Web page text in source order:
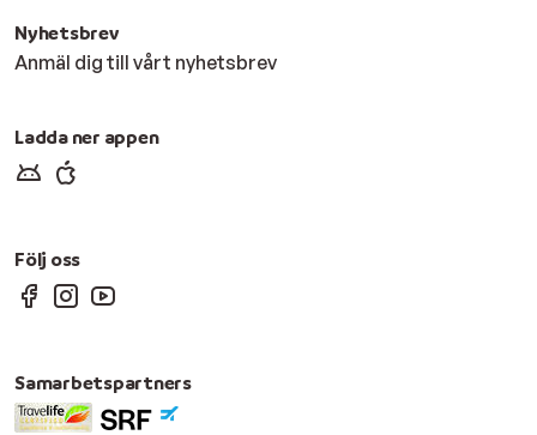
Nyhetsbrev
Anmäl dig till vårt nyhetsbrev
Ladda ner appen
Följ oss
Samarbetspartners